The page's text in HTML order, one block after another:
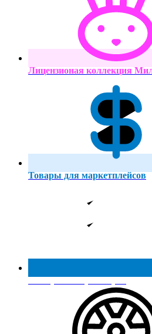
Лицензионая коллекция
Товары для маркетплейсов
Реестр МинПромТорга